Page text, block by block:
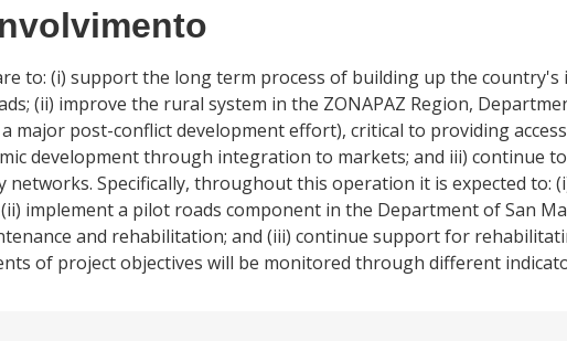
to: (i) support the long term process of building up the
(ii) improve the rural system in the ZONAPAZ Region,
major post-conflict development effort), critical to providing
development through integration to markets; and iii) continue
networks. Specifically, throughout this operation it is expected to:
implement a pilot roads component in the Department of San
and rehabilitation; and (iii) continue support for
of project objectives will be monitored through different